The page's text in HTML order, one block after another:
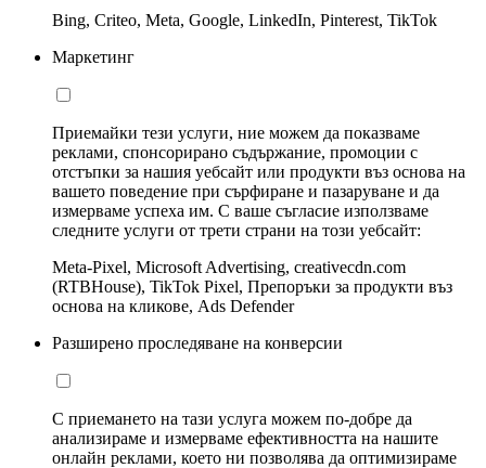
Bing, Criteo, Meta, Google, LinkedIn, Pinterest, TikTok
Маркетинг
Приемайки тези услуги, ние можем да показваме
реклами, спонсорирано съдържание, промоции с
отстъпки за нашия уебсайт или продукти въз основа на
вашето поведение при сърфиране и пазаруване и да
измерваме успеха им. С ваше съгласие използваме
следните услуги от трети страни на този уебсайт:
Meta-Pixel, Microsoft Advertising, creativecdn.com
(RTBHouse), TikTok Pixel, Препоръки за продукти въз
основа на кликове, Ads Defender
Разширено проследяване на конверсии
С приемането на тази услуга можем по-добре да
анализираме и измерваме ефективността на нашите
онлайн реклами, което ни позволява да оптимизираме